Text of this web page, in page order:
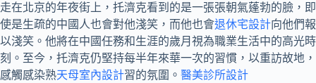
走在北京的年夜街上，托濟克看到的是一張張朝氣蓬勃的臉，即
使是生疏的中國人也會對他淺笑，而他也會退休宅設計向他們報
以淺笑。他將在中國任務和生涯的歲月視為職業生活中的高光時
刻。至今，托濟克仍堅持每半年來華一次的習慣，以重訪故地，
感觸感染熟天母室內設計習的氛圍。 醫美診所設計